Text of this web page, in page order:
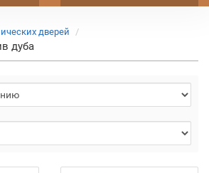
дверей
дуба